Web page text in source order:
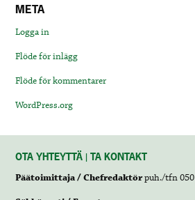
META
Logga in
Flöde för inlägg
Flöde för kommentarer
WordPress.org
OTA YHTEYTTÄ | TA KONTAKT
Päätoimittaja / Chefredaktörpuh./tfn 050